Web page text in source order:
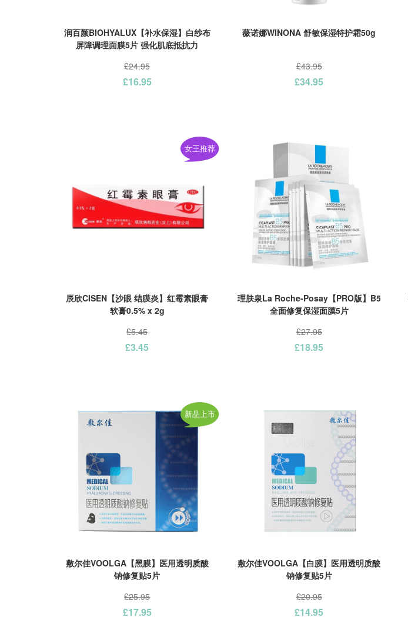
润百颜BIOHYALUX【补水保湿】白纱布
屏障调理面膜5片 强化肌底抵抗力
£24.95
£16.95
薇诺娜WINONA 舒敏保湿特护霜50g
£43.95
£34.95
辰欣CISEN【沙眼 结膜炎】红霉素眼膏
软膏0.5% x 2g
女王推荐
£5.45
£3.45
理肤泉La Roche-Posay【PRO版】B5
全面修复保湿面膜5片
£27.95
£18.95
敷尔佳VOOLGA【黑膜】医用透明质酸
钠修复贴5片
新品上市
£25.95
£17.95
敷尔佳VOOLGA【白膜】医用透明质酸
钠修复贴5片
£20.95
£14.95